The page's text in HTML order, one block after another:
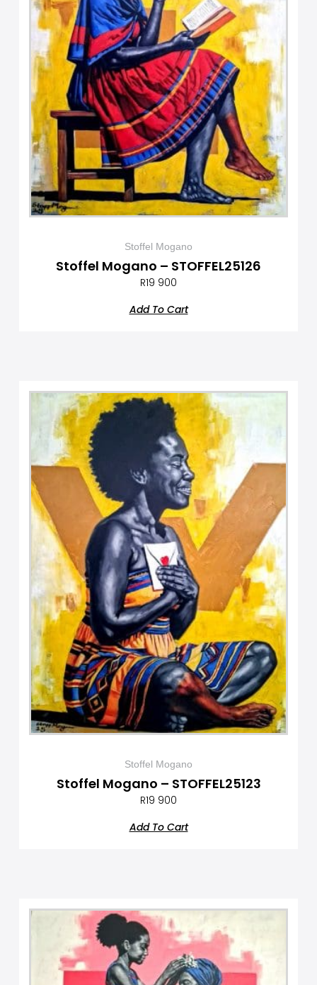
Stoffel Mogano
Stoffel Mogano – STOFFEL25126
R19 900
Add To Cart
Stoffel Mogano
Stoffel Mogano – STOFFEL25123
R19 900
Add To Cart